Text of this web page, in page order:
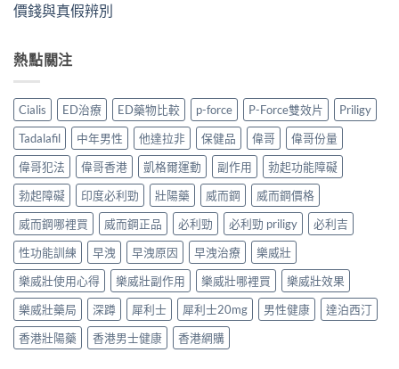
價錢與真假辨別
熱點關注
Cialis ED治療 ED藥物比較 p-force P-Force雙效片
Priligy
Tadalafil
中年男性 他達拉非 保健品 偉哥
偉哥份量
偉哥犯法
偉哥香港 凱格爾運動 副作用
勃起功能障礙
勃起障礙
印度必利勁 壯陽藥 威而鋼
威而鋼價格
威而鋼哪裡買
威而鋼正品 必利勁 必利勁 priligy
必利吉
性功能訓練
早洩 早洩原因 早洩治療
樂威壯
樂威壯使用心得
樂威壯副作用 樂威壯哪裡買
樂威壯效果
樂威壯藥局
深蹲 犀利士 犀利士20mg 男性健康
達泊西汀
香港壯陽藥
香港男士健康 香港網購